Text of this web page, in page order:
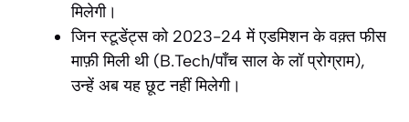
मिलेगी।
जिन स्टूडेंट्स को 2023-24 में एडमिशन के वक़्त फीस
माफ़ी मिली थी (B.Tech/पाँच साल के लॉ प्रोग्राम),
उन्हें अब यह छूट नहीं मिलेगी।